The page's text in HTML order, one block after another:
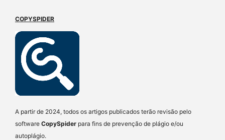
COPYSPIDER
A partir de 2024, todos os artigos publicados terão revisão pelo
software CopySpider para fins de prevenção de plágio e/ou
autoplágio.